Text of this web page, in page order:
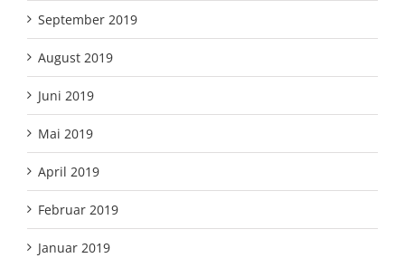
September 2019
August 2019
Juni 2019
Mai 2019
April 2019
Februar 2019
Januar 2019